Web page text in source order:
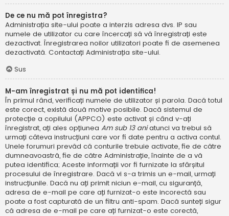
De ce nu mă pot înregistra?
Administrația site-ului poate a interzis adresa dvs. IP sau
numele de utilizator cu care încercați să vă înregistrați este
dezactivat. Înregistrarea noilor utilizatori poate fi de asemenea
dezactivată. Contactați Administrația site-ului.
Sus
M-am înregistrat și nu mă pot identifica!
În primul rând, verificați numele de utilizator și parola. Dacă totul
este corect, există două motive posibile. Dacă sistemul de
protecție a copilului (APPCO) este activat și când v-ați
înregistrat, ați ales opțiunea Am sub 13 aniatunci va trebui să
urmați câteva instrucțiuni care vor fi date pentru a activa contul.
Unele forumuri prevăd că conturile trebuie activate, fie de către
dumneavoastră, fie de către Administrație, înainte de a vă
putea identifica; Aceste informații vor fi furnizate la sfârșitul
procesului de înregistrare. Dacă vi s-a trimis un e-mail, urmați
instrucțiunile. Dacă nu ați primit niciun e-mail, cu siguranță,
adresa de e-mail pe care ați furnizat-o este incorectă sau
poate a fost capturată de un filtru anti-spam. Dacă sunteți sigur
că adresa de e-mail pe care ați furnizat-o este corectă,